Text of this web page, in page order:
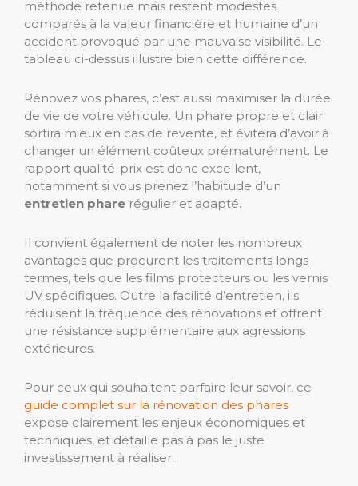
méthode retenue mais restent modestes
comparés à la valeur financière et humaine d’un
accident provoqué par une mauvaise visibilité. Le
tableau ci-dessus illustre bien cette différence.
Rénovez vos phares, c’est aussi maximiser la durée
de vie de votre véhicule. Un phare propre et clair
sortira mieux en cas de revente, et évitera d’avoir à
changer un élément coûteux prématurément. Le
rapport qualité-prix est donc excellent,
notamment si vous prenez l’habitude d’un
entretien phare régulier et adapté.
Il convient également de noter les nombreux
avantages que procurent les traitements longs
termes, tels que les films protecteurs ou les vernis
UV spécifiques. Outre la facilité d’entretien, ils
réduisent la fréquence des rénovations et offrent
une résistance supplémentaire aux agressions
extérieures.
Pour ceux qui souhaitent parfaire leur savoir, ce
guide complet sur la rénovation des phares
expose clairement les enjeux économiques et
techniques, et détaille pas à pas le juste
investissement à réaliser.